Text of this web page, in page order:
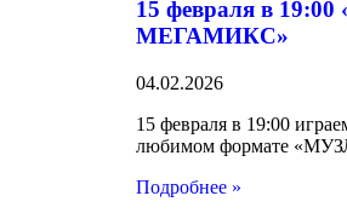
15 февраля в
МЕГАМИКС»
04.02.2026
15 февраля в 19:00
любимом формате
Подробнее »